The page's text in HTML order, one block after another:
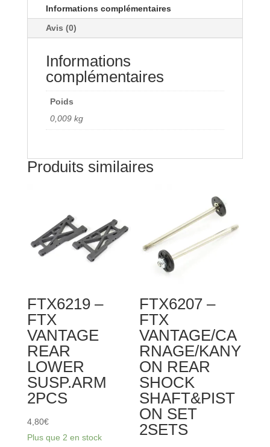
VANTAGE/CARNAGE/KANYON
SERVO
Informations complémentaires
Avis (0)
Informations
complémentaires
Poids
0,009 kg
Produits similaires
FTX6219 –
FTX
VANTAGE
REAR
LOWER
SUSP.ARM
2PCS
4,80€
Plus que 2 en stock
FTX6207 –
FTX
VANTAGE/CA
RNAGE/KANY
ON REAR
SHOCK
SHAFT&PIST
ON SET
2SETS